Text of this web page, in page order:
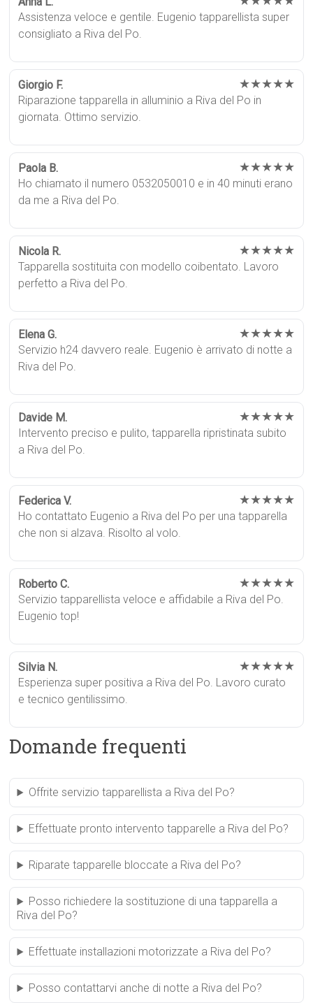
Assistenza veloce e gentile. Eugenio tapparellista super
consigliato a Riva del Po.
Giorgio F. ★★★★★
Riparazione tapparella in alluminio a Riva del Po in
giornata. Ottimo servizio.
Paola B. ★★★★★
Ho chiamato il numero 0532050010 e in 40 minuti erano
da me a Riva del Po.
Nicola R. ★★★★★
Tapparella sostituita con modello coibentato. Lavoro
perfetto a Riva del Po.
Elena G. ★★★★★
Servizio h24 davvero reale. Eugenio è arrivato di notte a
Riva del Po.
Davide M. ★★★★★
Intervento preciso e pulito, tapparella ripristinata subito
a Riva del Po.
Federica V. ★★★★★
Ho contattato Eugenio a Riva del Po per una tapparella
che non si alzava. Risolto al volo.
Roberto C. ★★★★★
Servizio tapparellista veloce e affidabile a Riva del Po.
Eugenio top!
Silvia N. ★★★★★
Esperienza super positiva a Riva del Po. Lavoro curato
e tecnico gentilissimo.
Domande frequenti
Offrite servizio tapparellista a Riva del Po?
Effettuate pronto intervento tapparelle a Riva del Po?
Riparate tapparelle bloccate a Riva del Po?
Posso richiedere la sostituzione di una tapparella a
Riva del Po?
Effettuate installazioni motorizzate a Riva del Po?
Posso contattarvi anche di notte a Riva del Po?